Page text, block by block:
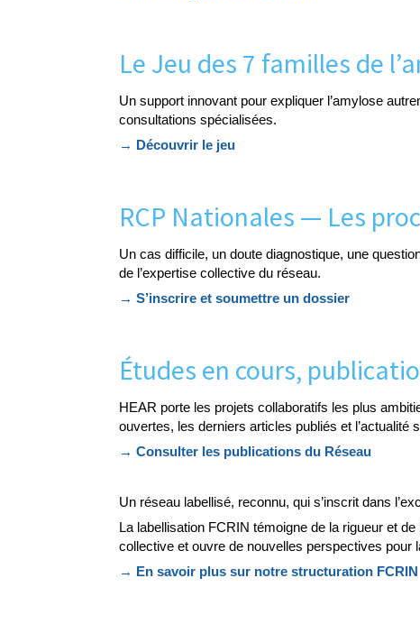
Le Jeu des 7 familles de
Un support innovant pour expliquer l’amylose
consultations spécialisées.
→ Découvrir le jeu
RCP Nationales — Les
Un cas difficile, un doute diagnostique, une
de l’expertise collective du réseau.
→ S’inscrire et soumettre un dossier
Études en cours,
HEAR porte les projets collaboratifs les plus
ouvertes, les derniers articles publiés et l’actualité
→ Consulter les publications du Réseau
Un réseau labellisé, reconnu, qui s’inscrit dans
La labellisation FCRIN témoigne de la rigueur et
collective et ouvre de nouvelles perspectives pour
→ En savoir plus sur notre structuration FCRIN